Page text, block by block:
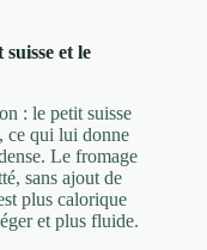
et le
: le petit suisse
ce qui lui donne
Le fromage
sans ajout de
plus calorique
et plus fluide.